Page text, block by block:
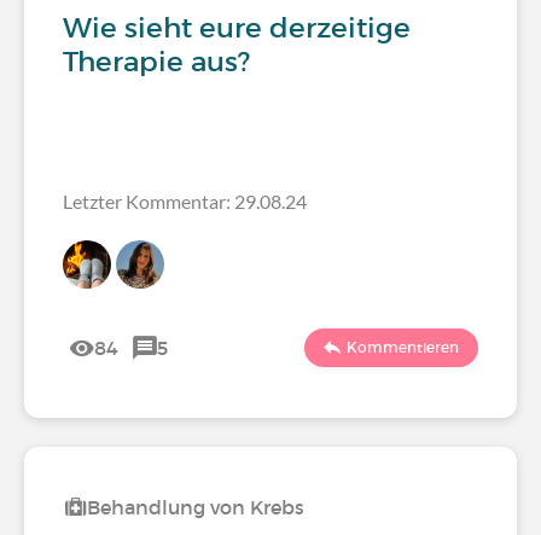
Wie sieht eure derzeitige
Therapie aus?
Letzter Kommentar: 29.08.24
84 5 Kommentieren
Behandlung von Krebs